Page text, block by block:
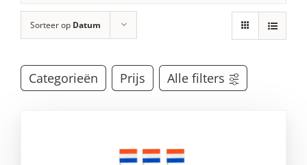
Sorteer op Datum
Categorieën Prijs Alle filters